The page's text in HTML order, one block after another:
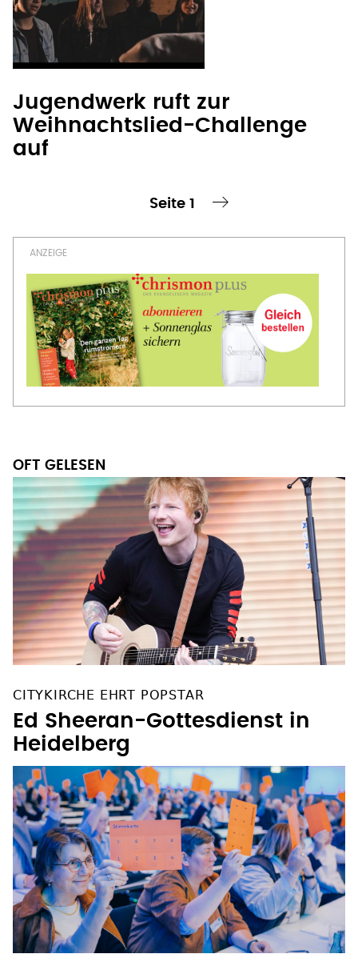
Jugendwerk ruft zur
Weihnachtslied-Challenge
auf
Seite 1
nächste Seite ›
OFT GELESEN
CITYKIRCHE EHRT POPSTAR
Ed Sheeran-Gottesdienst in
Heidelberg